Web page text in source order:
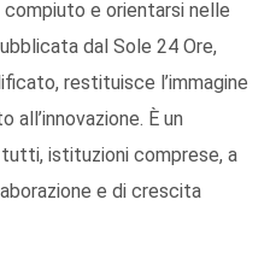
e orientarsi nelle
dal Sole 24 Ore,
restituisce l’immagine
all’innovazione. È un
istituzioni comprese, a
e di crescita